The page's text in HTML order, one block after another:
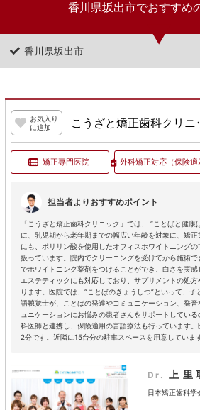
香川県坂出市でおすすめ
香川県坂出市
お気入り
に追加
こうざと矯正歯科クリニ
矯正専門医院 外科矯正対応（保険適
担当者よりおすすめポイント
「こうざと矯正歯科クリニック」では、 “ことばと健康
に、乳児期から老年期までの幅広い年齢を対象に、矯
にも、ポリリン酸を使用したオフィスホワイトニングの
扱っています。院内でクリーニングを受けてから施術
でホワイトニング薬剤をつけることができ、白さを実感
エステティックにも対応しており、サプリメントの処
ります。医院では、“ことばのきょうしつ”といって、
語聴覚士が、ことばの発達やコミュニケーション、発音
ュニケーションにお悩みの患者さんをサポートしてい
科医師と連携し、保険適用の言語療法も行っています
2分です。近隣に15台分の駐車スペースを用意しています
Dr. 上里
日本矯正歯科学